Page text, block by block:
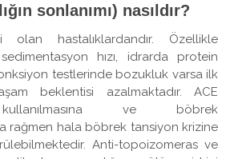
sonlanımı) nasıldır?
hastalıklardandır. Özellikle
hızı, idrarda protein
testlerinde bozukluk varsa ilk
beklentisi azalmaktadır. ACE
ve böbrek
rağmen hala böbrek tansiyon krizine
Anti-topoizomeras ve